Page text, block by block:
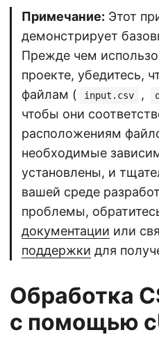
Примечание: Этот
демонстрирует
Прежде чем
проекте, убедитесь,
файлам (
input.csv ,
чтобы они
расположениям
необходимые
установлены, и
вашей среде
проблемы,
документации или
поддержки для
Обработка
с помощью